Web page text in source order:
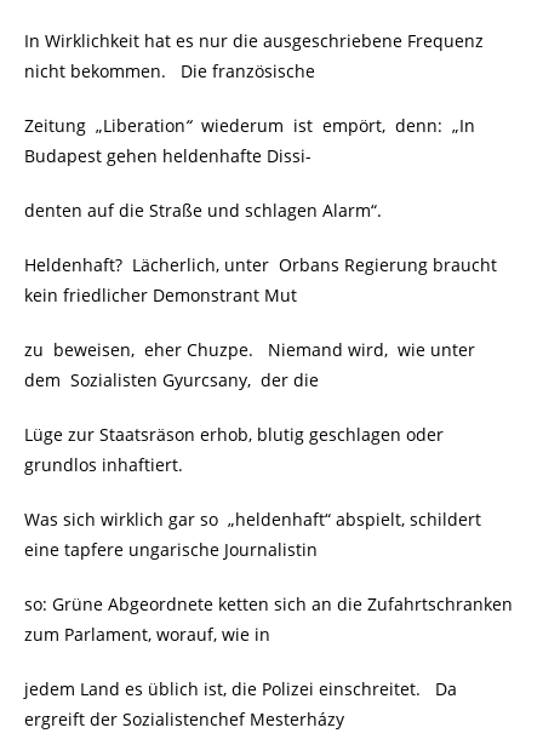
In Wirklichkeit hat es nur die ausgeschriebene Frequenz
nicht bekommen. Die französische
Zeitung „Liberation“wiederum ist empört, denn: „In
Budapest gehen heldenhafte Dissi-
denten auf die Straße und schlagen Alarm“.
Heldenhaft? Lächerlich, unter Orbans Regierung braucht
kein friedlicher Demonstrant Mut
zu beweisen, eher Chuzpe. Niemand wird, wie unter
dem Sozialisten Gyurcsany, der die
Lüge zur Staatsräson erhob, blutig geschlagen oder
grundlos inhaftiert.
Was sich wirklich gar so „heldenhaft“ abspielt, schildert
eine tapfere ungarische Journalistin
so: Grüne Abgeordnete ketten sich an die Zufahrtschranken
zum Parlament, worauf, wie in
jedem Land es üblich ist, die Polizei einschreitet. Da
ergreift der Sozialistenchef Mesterházy